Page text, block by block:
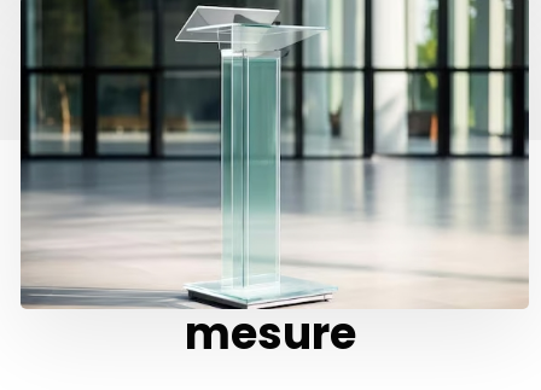
Caractéristiques
techniques d’un
pupitre plexiglas sur
mesure